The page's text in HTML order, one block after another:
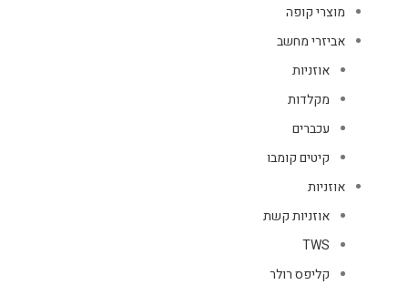
מוצרי קופה
אביזרי מחשב
אוזניות
מקלדות
עכברים
קיטים קומבו
אוזניות
אוזניות קשת
TWS
קליפס רולר